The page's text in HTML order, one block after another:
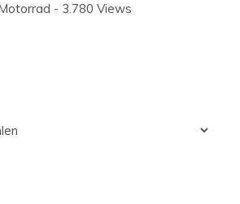
- 3.780 Views